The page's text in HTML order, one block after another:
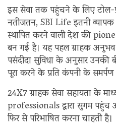
इस सेवा तक पहुंचने के लिए टोल-
नतीजतन, SBI Life इतनी व्यापक
स्थापित करने वाली देश की
बन गई है। यह पहल ग्राहक
पसंदीदा सुविधा के अनुसार उनकी
पूरा करने के प्रति कंपनी के समर्पण
24X7 ग्राहक सेवा सहायता के
professionals द्वारा सुगम
फिर से परिभाषित करना चाहती है।